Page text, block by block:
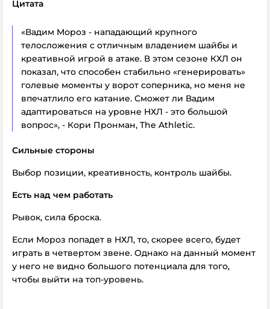
Цитата
«Вадим Мороз - нападающий крупного
телосложения с отличным владением шайбы и
креативной игрой в атаке. В этом сезоне КХЛ он
показал, что способен стабильно «генерировать»
голевые моменты у ворот соперника, но меня не
впечатлило его катание. Сможет ли Вадим
адаптироваться на уровне НХЛ - это большой
вопрос», - Кори Пронман, The Athletic.
Сильные стороны
Выбор позиции, креативность, контроль шайбы.
Есть над чем работать
Рывок, сила броска.
Если Мороз попадет в НХЛ, то, скорее всего, будет
играть в четвертом звене. Однако на данный момент
у него не видно большого потенциала для того,
чтобы выйти на топ-уровень.